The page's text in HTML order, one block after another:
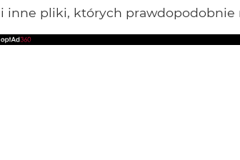
inne pliki, których prawdopodobnie